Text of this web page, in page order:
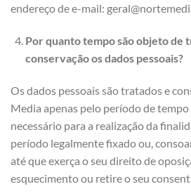
endereço de e-mail:
Por quanto tempo são objeto de
conservação os dados pessoais?
Os dados pessoais são tratados e
Media apenas pelo período de
necessário para a realização da
período legalmente fixado ou,
até que exerça o seu direito de
esquecimento ou retire o seu